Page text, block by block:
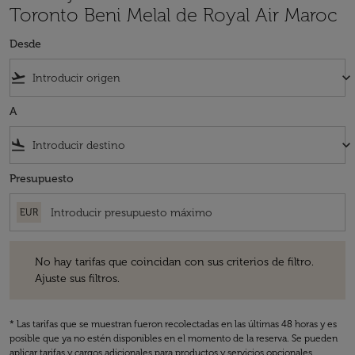
Toronto Beni Melal de Royal Air Maroc
Desde
flight_takeoff keyboard_arrow_down
A
flight_land keyboard_arrow_down
Presupuesto
EUR
No hay tarifas que coincidan con sus criterios de filtro.
Ajuste sus filtros.
* Las tarifas que se muestran fueron recolectadas en las últimas 48 horas y es
posible que ya no estén disponibles en el momento de la reserva. Se pueden
aplicar tarifas y cargos adicionales para productos y servicios opcionales.